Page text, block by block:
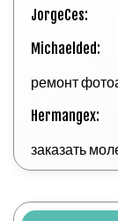
JorgeCes:
Michaelded:
ремонт
Hermangex:
заказать